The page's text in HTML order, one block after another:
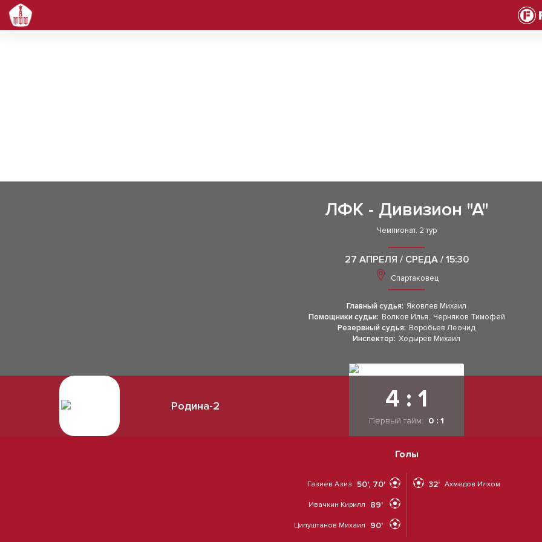
ЛФК - Дивизион "А"
Чемпионат. 2 тур
27 АПРЕЛЯ / СРЕДА / 15:30
Спартаковец
Главный судья: Яковлев Михаил
Помощники судьи: Волков Илья, Черняков Тимофей
Резервный судья: Воробьев Леонид
Инспектор: Ходырев Михаил
Родина-2 4 : 1
Первый тайм: 0 : 1
Голы
Газиев Азиз 50', 70'
Ивачкин Кирилл 89'
Ципуштанов Михаил 90'
Ахмедов Илхом
32'